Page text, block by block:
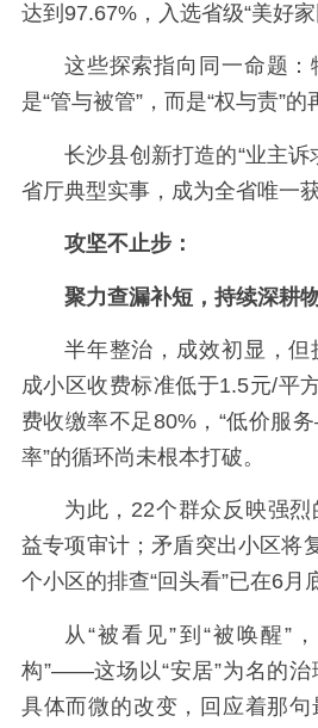
达到97.67%，入选省级“美好家
这些探索指向同一命题
是“管与被管”，而是“权与责”的
长沙县创新打造的“业主
省厅典型实事，成为全省唯一
攻坚不止步：
聚力查漏补短，持续深耕
半年整治，成效初显，
成小区收费标准低于1.5元/平
费收缴率不足80%，“低价服
率”的循环尚未根本打破。
为此，22个群众反映强
益专项审计；矛盾突出小区将
个小区的排查“回头看”已在6月
从“被看见”到“被唤醒”
构”——这场以“安居”为名的治
具体而微的改变，回应着那